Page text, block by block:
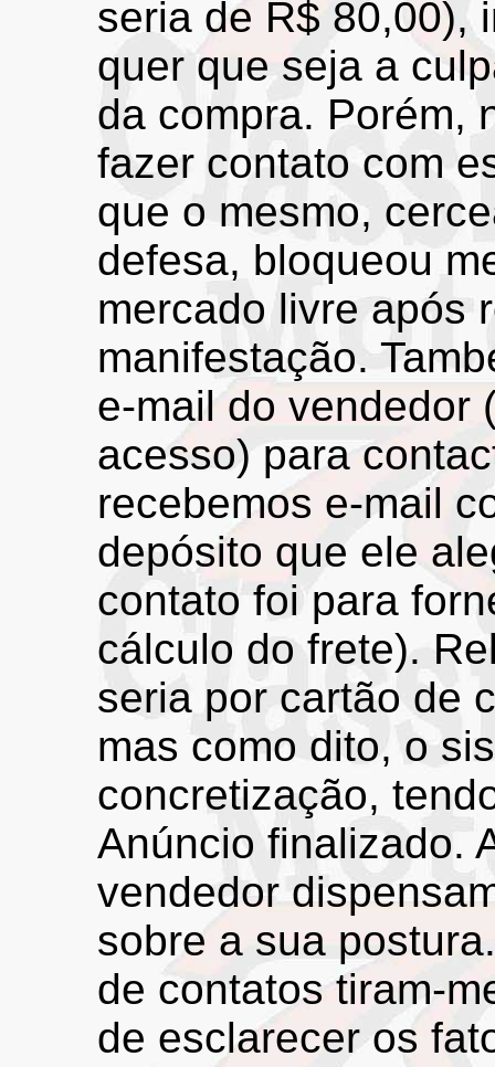
seria de R$ 80,00),
quer que seja a
da compra. Porém,
fazer contato com
que o mesmo,
defesa, bloqueou
mercado livre após
manifestação.
e-mail do vendedor
acesso) para
recebemos e-mail
depósito que ele
contato foi para
cálculo do frete).
seria por cartão de
mas como dito, o
concretização,
Anúncio finalizado.
vendedor
sobre a sua
de contatos tiram-
de esclarecer os